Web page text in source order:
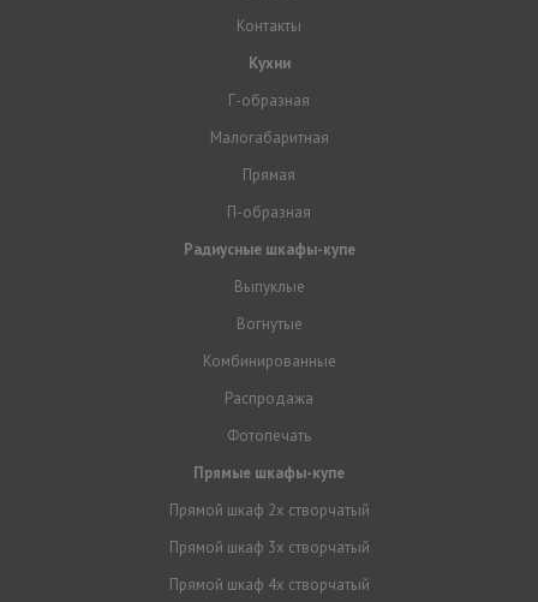
Контакты
Кухни
Г-образная
Малогабаритная
Прямая
П-образная
Радиусные шкафы-купе
Выпуклые
Вогнутые
Комбинированные
Распродажа
Фотопечать
Прямые шкафы-купе
Прямой шкаф 2х створчатый
Прямой шкаф 3х створчатый
Прямой шкаф 4х створчатый